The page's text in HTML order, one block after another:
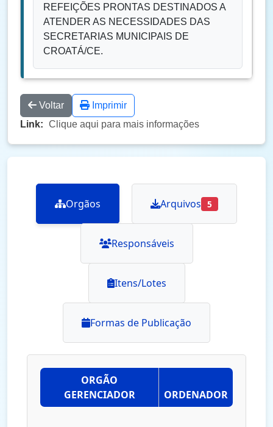
REFEIÇÕES PRONTAS DESTINADOS A
ATENDER AS NECESSIDADES DAS
SECRETARIAS MUNICIPAIS DE
CROATÁ/CE.
Voltar
Imprimir
Link: Clique aqui para mais informações
Orgãos Arquivos 5
Responsáveis
Itens/Lotes
Formas de Publicação
ORGÃO
GERENCIADOR
ORDENADOR